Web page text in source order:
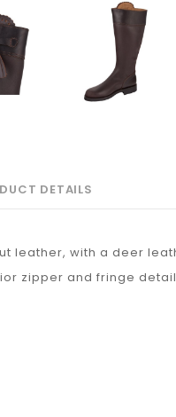
DETAILS
leather, with a deer
zipper and fringe